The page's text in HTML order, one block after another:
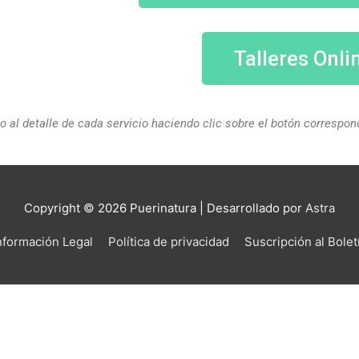
Talleres
al detalle de cada servicio haciendo clic sobre el botón
Copyright © 2026 Puerinatura | Desarrollado por Astra
Legal Política de privacidad Suscripción al